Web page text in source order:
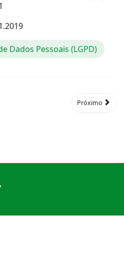
Dados Pessoais (LGPD)
Próximo